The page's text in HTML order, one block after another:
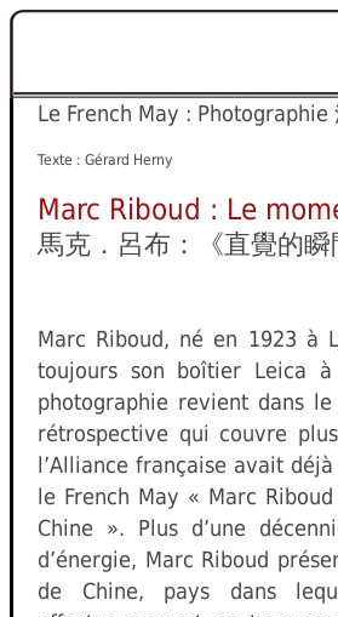
Le French May : Photographie
Texte : Gérard Herny
Marc Riboud : Le
馬克．呂布：《直覺的瞬
Marc Riboud, né en 1923 à
toujours son boîtier Leica
photographie revient dans
rétrospective qui couvre
l’Alliance française avait
le French May « Marc
Chine ». Plus d’une
d’énergie, Marc Riboud
de Chine, pays dans